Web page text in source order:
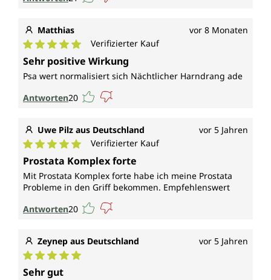
Matthias vor 8 Monaten
Durchschnittliche Bewertung von 5 von 5 Sternen
Verifizierter Kauf
Sehr positive Wirkung
Psa wert normalisiert sich Nächtlicher Harndrang ade
Antworten20
Uwe Pilz aus Deutschland vor 5 Jahren
Durchschnittliche Bewertung von 5 von 5 Sternen
Verifizierter Kauf
Prostata Komplex forte
Mit Prostata Komplex forte habe ich meine Prostata
Probleme in den Griff bekommen. Empfehlenswert
Antworten20
Zeynep aus Deutschland vor 5 Jahren
Durchschnittliche Bewertung von 5 von 5 Sternen
Sehr gut